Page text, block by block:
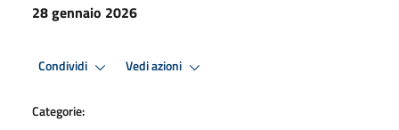
28 gennaio 2026
Condividi Vedi azioni
Categorie: